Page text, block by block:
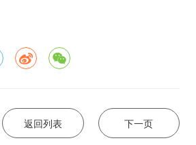
返回列表 下一页